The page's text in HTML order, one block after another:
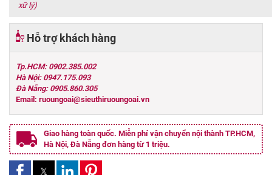
xữ lý)
Hỗ trợ khách hàng
Tp.HCM: 0902.385.002
Hà Nội: 0947.175.093
Đà Nẵng: 0905.860.305
Email: ruoungoai@sieuthiruoungoai.vn
Giao hàng toàn quốc. Miễn phí vận chuyển nội thành TP.HCM,
Hà Nội, Đà Nẵng đơn hàng từ 1 triệu.